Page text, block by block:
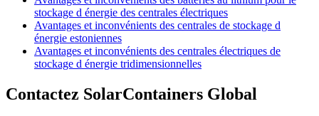
stockage d énergie des centrales électriques
Avantages et inconvénients des centrales de stockage d
énergie estoniennes
Avantages et inconvénients des centrales électriques de
stockage d énergie tridimensionnelles
Contactez SolarContainers Global